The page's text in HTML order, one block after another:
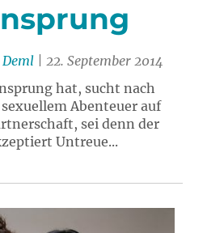
| 22. September 2014
hat, sucht nach
Abenteuer auf
sei denn der
Untreue...